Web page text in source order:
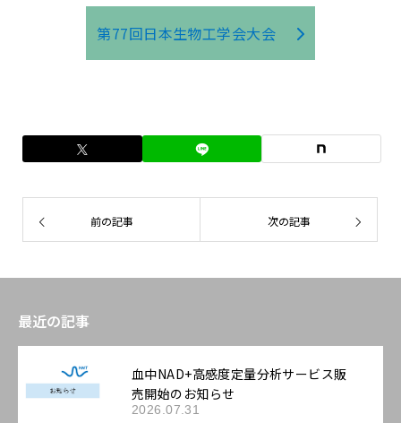
第77回日本生物工学会大会
前の記事 次の記事
最近の記事
血中NAD+高感度定量分析サービス販
売開始のお知らせ
2026.07.31